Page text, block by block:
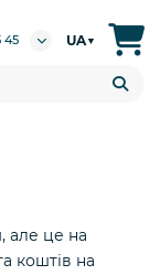
45 UA▼
але це на
коштів на